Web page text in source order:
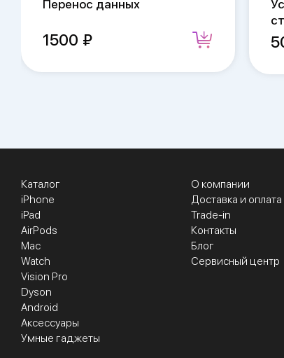
Перенос данных
1500
Каталог
iPhone
iPad
AirPods
Mac
Watch
Vision Pro
Dyson
Android
Аксессуары
Умные гаджеты
О компании
Доставка и оплата
Trade-in
Контакты
Блог
Сервисный центр